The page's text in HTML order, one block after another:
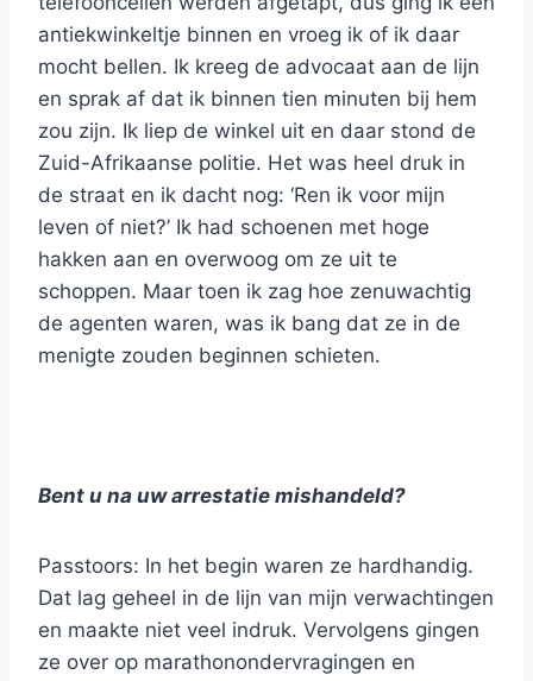
antiekwinkeltje binnen en vroeg ik of ik daar
mocht bellen. Ik kreeg de advocaat aan de lijn
en sprak af dat ik binnen tien minuten bij hem
zou zijn. Ik liep de winkel uit en daar stond de
Zuid-Afrikaanse politie. Het was heel druk in
de straat en ik dacht nog: ‘Ren ik voor mijn
leven of niet?’ Ik had schoenen met hoge
hakken aan en overwoog om ze uit te
schoppen. Maar toen ik zag hoe zenuwachtig
de agenten waren, was ik bang dat ze in de
menigte zouden beginnen schieten.
Bent u na uw arrestatie mishandeld?
Passtoors: In het begin waren ze hardhandig.
Dat lag geheel in de lijn van mijn verwachtingen
en maakte niet veel indruk. Vervolgens gingen
ze over op marathonondervragingen en